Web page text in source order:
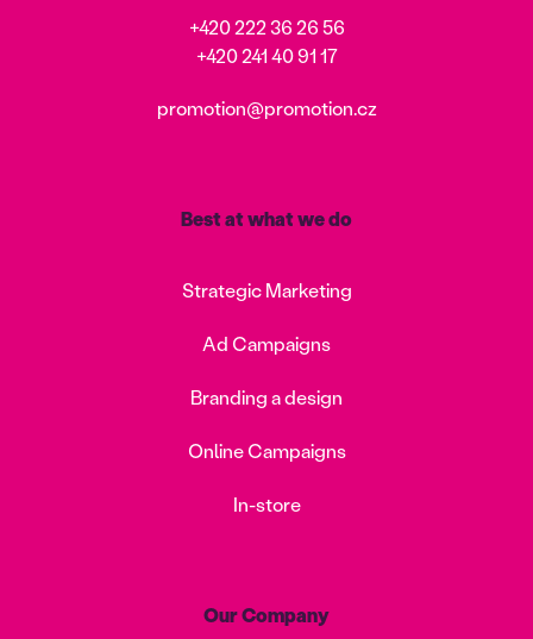
+420 222 36 26 56
+420 241 40 91 17
promotion@promotion.cz
Best at what we do
Strategic Marketing
Ad Campaigns
Branding a design
Online Campaigns
In-store
Our Company